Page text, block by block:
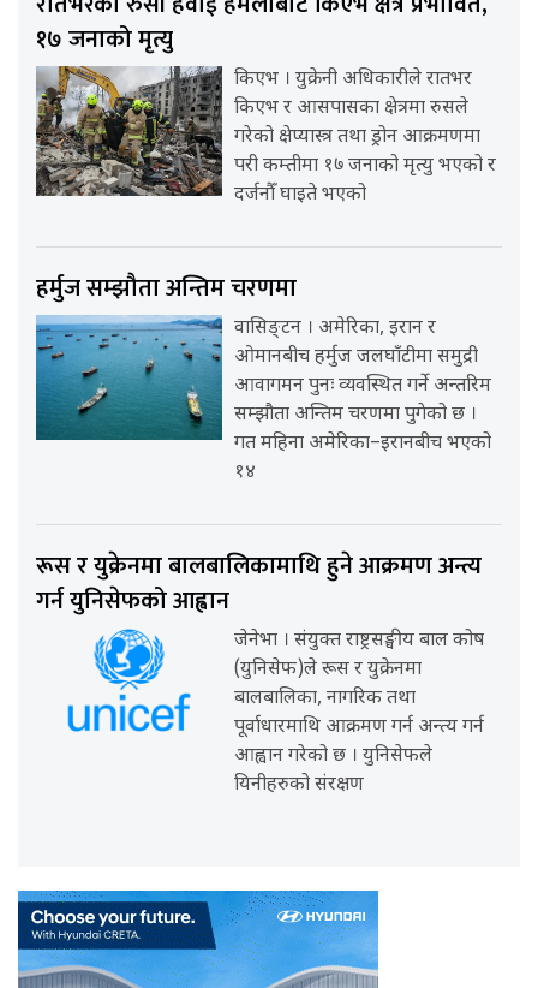
१७ जनाको मृत्यु
किएभ । युक्रेनी अधिकारीले रातभर
किएभ र आसपासका क्षेत्रमा रुसले
गरेको क्षेप्यास्त्र तथा ड्रोन आक्रमणमा
परी कम्तीमा १७ जनाको मृत्यु भएको र
दर्जनौँ घाइते भएको
हर्मुज सम्झौता अन्तिम चरणमा
वासिङ्टन । अमेरिका, इरान र
ओमानबीच हर्मुज जलघाँटीमा समुद्री
आवागमन पुनः व्यवस्थित गर्ने अन्तरिम
सम्झौता अन्तिम चरणमा पुगेको छ ।
गत महिना अमेरिका–इरानबीच भएको
१४
रूस र युक्रेनमा बालबालिकामाथि हुने आक्रमण अन्त्य
गर्न युनिसेफको आह्वान
जेनेभा । संयुक्त राष्ट्रसङ्घीय बाल कोष
(युनिसेफ)ले रूस र युक्रेनमा
बालबालिका, नागरिक तथा
पूर्वाधारमाथि आक्रमण गर्न अन्त्य गर्न
आह्वान गरेको छ । युनिसेफले
यिनीहरुको संरक्षण